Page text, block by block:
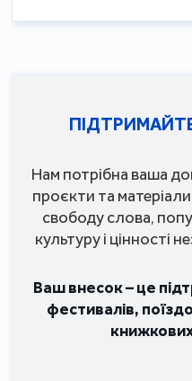
Нам потрібна ваша
проєкти та
свободу слова,
культуру і цінності
Ваш внесок – це
фестивалів,